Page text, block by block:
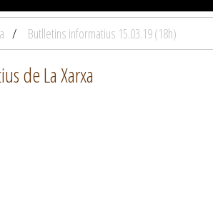
Butlletins informatius 15.03.19 (18h)
de La Xarxa